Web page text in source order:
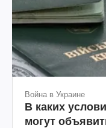
Война в Украине
В каких
могут